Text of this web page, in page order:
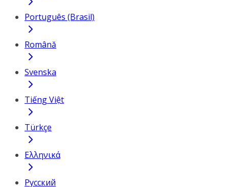
Português (Brasil)
Română
Svenska
Tiếng Việt
Türkçe
Ελληνικά
Русский